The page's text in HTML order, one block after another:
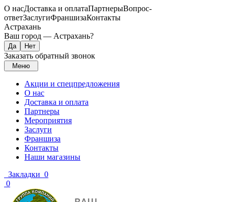
О насДоставка и оплатаПартнерыВопрос-
ответЗаслугиФраншизаКонтакты
Астрахань
Ваш город — Астрахань?
Заказать обратный звонок
Меню
Акции и спецпредложения
О нас
Доставка и оплата
Партнеры
Мероприятия
Заслуги
Франшиза
Контакты
Наши магазины
Закладки 0
0